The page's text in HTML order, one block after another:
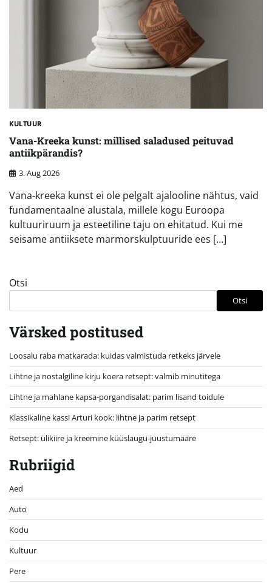
KULTUUR
Vana-Kreeka kunst: millised saladused peituvad
antiikpärandis?
3. Aug 2026
Vana-kreeka kunst ei ole pelgalt ajalooline nähtus, vaid
fundamentaalne alustala, millele kogu Euroopa
kultuuriruum ja esteetiline taju on ehitatud. Kui me
seisame antiiksete marmorskulptuuride ees […]
Otsi
Otsi
Värsked postitused
Loosalu raba matkarada: kuidas valmistuda retkeks järvele
Lihtne ja nostalgiline kirju koera retsept: valmib minutitega
Lihtne ja mahlane kapsa-porgandisalat: parim lisand toidule
Klassikaline kassi Arturi kook: lihtne ja parim retsept
Retsept: ülikiire ja kreemine küüslaugu-juustumääre
Rubriigid
Aed
Auto
Kodu
Kultuur
Pere